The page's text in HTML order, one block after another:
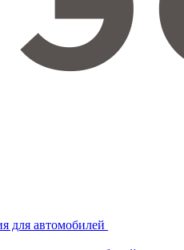
для автомобилей